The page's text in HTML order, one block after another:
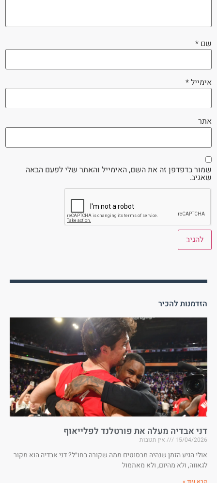
שם *
אימייל*
אתר
שמור בדפדפן זה את השם, האימייל והאתר שלי לפעם הבאה
שאגיב.
הזדמנות להכיר
דני אבדיה מעלה את פורטלנד לפלייאוף
15/04/2026 אין תגובות
אולי הגיע הזמן שנהיה מבסוטים ממה שקורה בחו״ל? דני אבדיה הוא מקור
לגאווה, ולא מהיום, ולא מאתמול